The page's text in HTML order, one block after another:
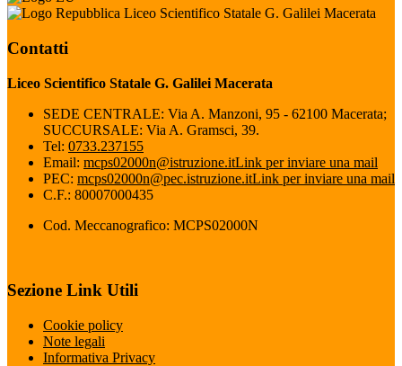
Liceo Scientifico Statale G. Galilei Macerata
Contatti
Liceo Scientifico Statale G. Galilei Macerata
SEDE CENTRALE: Via A. Manzoni, 95 - 62100 Macerata;
SUCCURSALE: Via A. Gramsci, 39.
Tel: 0733.237155
Email: mcps02000n@istruzione.itLink per inviare una mail
PEC: mcps02000n@pec.istruzione.itLink per inviare una mail
C.F.: 80007000435
Cod. Meccanografico: MCPS02000N
Sezione Link Utili
Cookie policy
Note legali
Informativa Privacy